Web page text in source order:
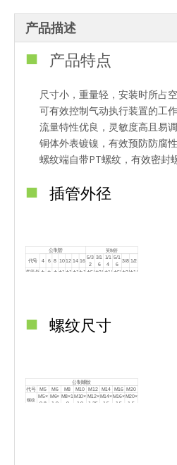
产品描述
■ 产品特点
尺寸小，重量轻，安装时所占
可有效控制气动执行装置的工
流量特性优良，灵敏度高且易调
铜体外表镀镍，有效预防防腐
螺纹端自带PT螺纹，有效密封
■ 插管外径
公制管 英制管
代号 4 6 8 10 12 14 16
5/3
2
3/1
6
1/1
4
5/1
6
3/8 1/2
气管外 Ф Ф Ф Ф1 Ф1 Ф1 Ф1 Ф5/ Ф3/ Ф1/ Ф5/ Ф3/Ф1/
■ 螺纹尺寸
公制螺纹
代号
M5 M6 M8 M10 M12 M14 M16 M20
螺纹
M5×
0.8
M6×
1.0
M8×1
.0
M10×
1.0
M12×
1.25
M14×
1.5
M16×
1.5
M20×
1.5